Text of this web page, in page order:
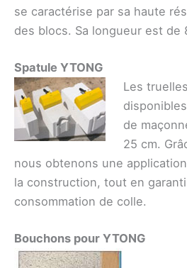
se caractérise par sa haute
des blocs. Sa longueur est de
Spatule YTONG
Les
de
25 cm.
nous obtenons une
la construction, tout en
consommation de colle.
Bouchons pour YTONG